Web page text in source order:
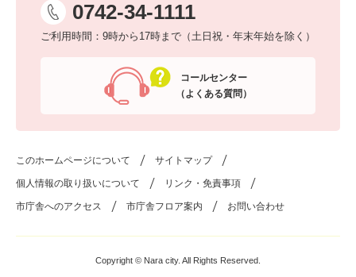
0742-34-1111
ご利用時間：9時から17時まで（土日祝・年末年始を除く）
コールセンター
（よくある質問）
このホームページについて サイトマップ
個人情報の取り扱いについて リンク・免責事項
市庁舎へのアクセス 市庁舎フロア案内 お問い合わせ
Copyright © Nara city. All Rights Reserved.